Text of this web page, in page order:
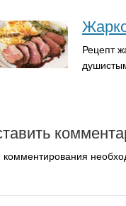
Рецепт
комментирования